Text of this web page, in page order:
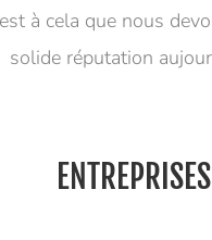
à cela que nous
solide réputation
ENTREPRISES